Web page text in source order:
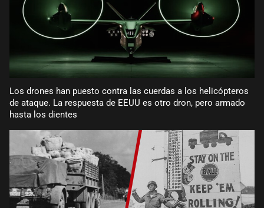
Los drones han puesto contra las cuerdas a los helicópteros
de ataque. La respuesta de EEUU es otro dron, pero armado
hasta los dientes